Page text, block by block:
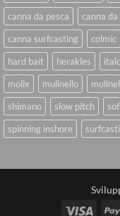
canna da pesca
canna
canna surfcasting
colmic
hard bait
herakles
molix
mulinello
shimano
slow pitch
spinning inshore
Visa